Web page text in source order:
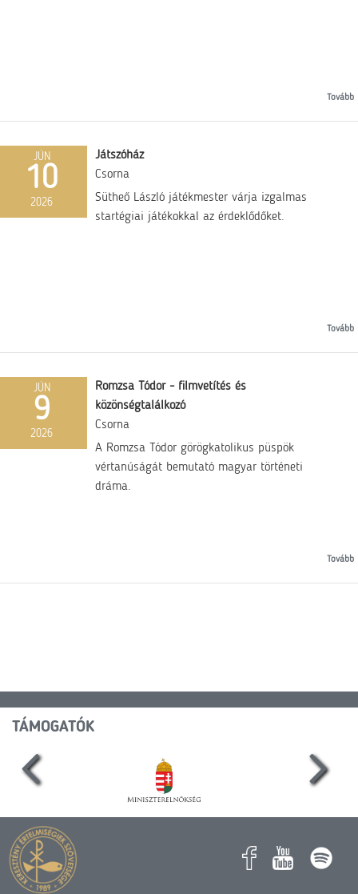
Tovább
JÚN
10
2026
Játszóház
Csorna
Sütheő László játékmester várja izgalmas
startégiai játékokkal az érdeklődőket.
Tovább
JÚN
9
2026
Romzsa Tódor - filmvetítés és
közönségtalálkozó
Csorna
A Romzsa Tódor görögkatolikus püspök
vértanúságát bemutató magyar történeti
dráma.
Tovább
TÁMOGATÓK